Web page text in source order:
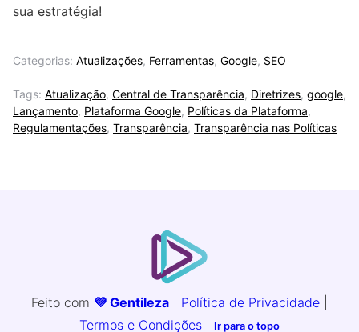
sua estratégia!
Categorias: Atualizações, Ferramentas, Google, SEO
Tags: Atualização, Central de Transparência, Diretrizes, google,
Lançamento, Plataforma Google, Políticas da Plataforma,
Regulamentações, Transparência, Transparência nas Políticas
Feito com 💜 Gentileza Política de Privacidade
Termos e Condições
Ir para o topo